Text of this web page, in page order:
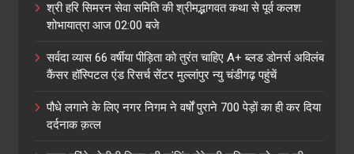
श्री हरि सिमरन सेवा समिति की श्रीमद्भागवत कथा से पूर्व कलश
शोभायात्रा आज 02:00 बजे
सर्वदा व्यास 66 वर्षीया पीड़िता को तुरंत चाहिए A+ ब्लड डोनर्स अविलंब
कैंसर हॉस्पिटल एंड रिसर्च सेंटर मुल्लांपुर न्यु चंडीगढ़ पहुंचें
पौधे लगाने के लिए नगर निगम ने वर्षों पुराने 700 पेड़ों का ही कर दिया
दर्दनाक क़त्ल